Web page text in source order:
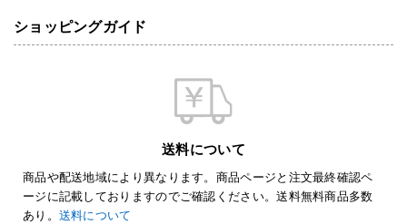
ショッピングガイド
送料について
商品や配送地域により異なります。商品ページと注文最終確認ペ
ージに記載しておりますのでご確認ください。送料無料商品多数
あり。 送料について